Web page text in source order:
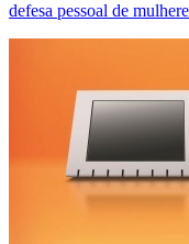
defesa pessoal de